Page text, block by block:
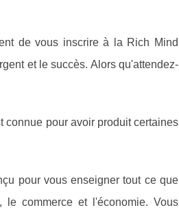
de vous inscrire à la Rich Mind
et le succès. Alors qu'attendez-
connue pour avoir produit certaines
pour vous enseigner tout ce que
commerce et l'économie. Vous